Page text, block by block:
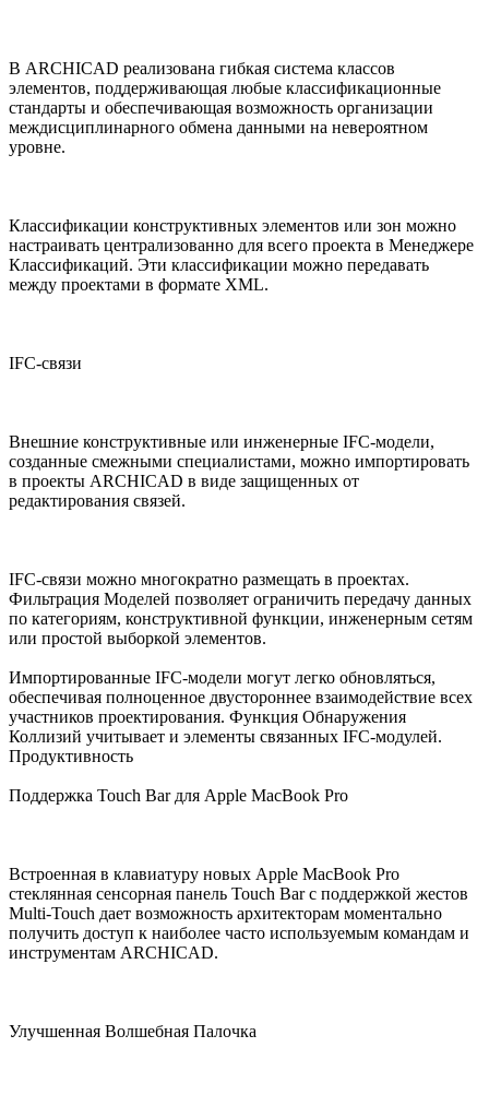
В ARCHICAD реализована гибкая система классов
элементов, поддерживающая любые классификационные
стандарты и обеспечивающая возможность организации
междисциплинарного обмена данными на невероятном
уровне.
Классификации конструктивных элементов или зон можно
настраивать централизованно для всего проекта в Менеджере
Классификаций. Эти классификации можно передавать
между проектами в формате XML.
IFC-связи
Внешние конструктивные или инженерные IFC-модели,
созданные смежными специалистами, можно импортировать
в проекты ARCHICAD в виде защищенных от
редактирования связей.
IFC-связи можно многократно размещать в проектах.
Фильтрация Моделей позволяет ограничить передачу данных
по категориям, конструктивной функции, инженерным сетям
или простой выборкой элементов.
Импортированные IFC-модели могут легко обновляться,
обеспечивая полноценное двустороннее взаимодействие всех
участников проектирования. Функция Обнаружения
Коллизий учитывает и элементы связанных IFC-модулей.
Продуктивность
Поддержка Touch Bar для Apple MacBook Pro
Встроенная в клавиатуру новых Apple MacBook Pro
стеклянная сенсорная панель Touch Bar с поддержкой жестов
Multi-Touch дает возможность архитекторам моментально
получить доступ к наиболее часто используемым командам и
инструментам ARCHICAD.
Улучшенная Волшебная Палочка